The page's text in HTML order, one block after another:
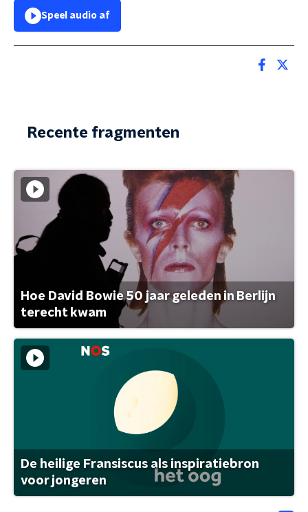
Speel audio af
Recente fragmenten
Hoe David Bowie 50 jaar geleden in Berlijn
terecht kwam
De heilige Fransiscus als inspiratiebron
voor jongeren